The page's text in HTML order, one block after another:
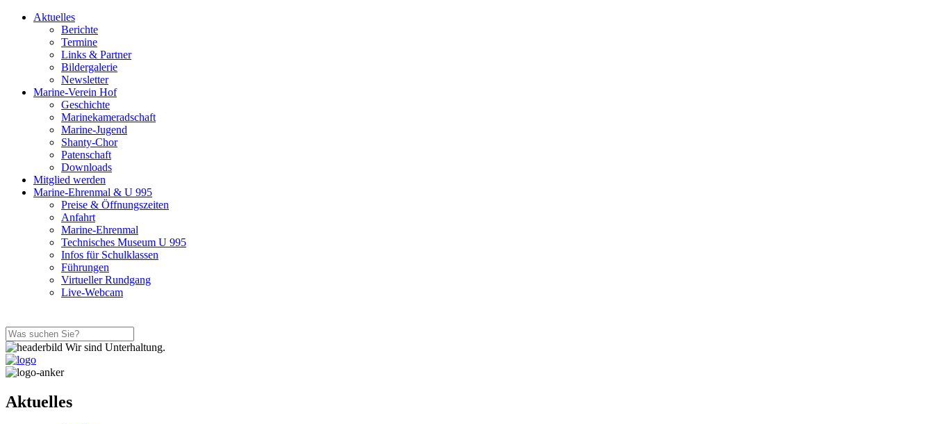
Aktuelles
Berichte
Termine
Links & Partner
Bildergalerie
Newsletter
Marine-Verein Hof
Geschichte
Marinekameradschaft
Marine-Jugend
Shanty-Chor
Patenschaft
Downloads
Mitglied werden
Marine-Ehrenmal & U 995
Preise & Öffnungszeiten
Anfahrt
Marine-Ehrenmal
Technisches Museum U 995
Infos für Schulklassen
Führungen
Virtueller Rundgang
Live-Webcam
Wir sind Unterhaltung.
Aktuelles